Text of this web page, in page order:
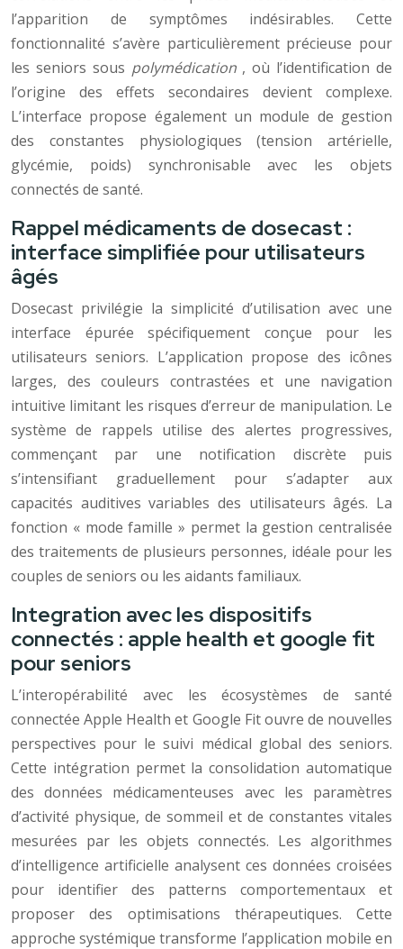
l’apparition de symptômes indésirables. Cette
fonctionnalité s’avère particulièrement précieuse pour
les seniors sous polymédication , où l’identification de
l’origine des effets secondaires devient complexe.
L’interface propose également un module de gestion
des constantes physiologiques (tension artérielle,
glycémie, poids) synchronisable avec les objets
connectés de santé.
Rappel médicaments de dosecast :
interface simplifiée pour utilisateurs
âgés
Dosecast privilégie la simplicité d’utilisation avec une
interface épurée spécifiquement conçue pour les
utilisateurs seniors. L’application propose des icônes
larges, des couleurs contrastées et une navigation
intuitive limitant les risques d’erreur de manipulation. Le
système de rappels utilise des alertes progressives,
commençant par une notification discrète puis
s’intensifiant graduellement pour s’adapter aux
capacités auditives variables des utilisateurs âgés. La
fonction « mode famille » permet la gestion centralisée
des traitements de plusieurs personnes, idéale pour les
couples de seniors ou les aidants familiaux.
Integration avec les dispositifs
connectés : apple health et google fit
pour seniors
L’interopérabilité avec les écosystèmes de santé
connectée Apple Health et Google Fit ouvre de nouvelles
perspectives pour le suivi médical global des seniors.
Cette intégration permet la consolidation automatique
des données médicamenteuses avec les paramètres
d’activité physique, de sommeil et de constantes vitales
mesurées par les objets connectés. Les algorithmes
d’intelligence artificielle analysent ces données croisées
pour identifier des patterns comportementaux et
proposer des optimisations thérapeutiques. Cette
approche systémique transforme l’application mobile en